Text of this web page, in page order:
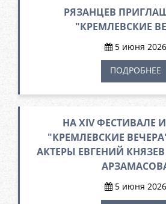
РЯЗАНЦЕВ
"КРЕМЛЕВСКИЕ
5 июня 2026
ПОДРОБНЕЕ
НА XIV ФЕСТИВАЛЕ
"КРЕМЛЕВСКИЕ
АКТЕРЫ ЕВГЕНИЙ
5 июня 2026